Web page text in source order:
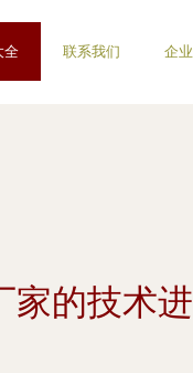
全 联系我们 企
的技术